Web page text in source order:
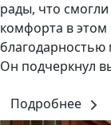
рады, что
комфорта в
Он подчеркнул
Подробнее